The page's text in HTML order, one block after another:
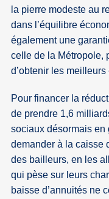
la pierre modeste au
dans l’équilibre
également une
celle de la Métropole,
d’obtenir les
Pour financer la
de prendre 1,6
sociaux désormais en
demander à la caisse
des bailleurs, en les
qui pèse sur leurs
baisse d’annuités ne